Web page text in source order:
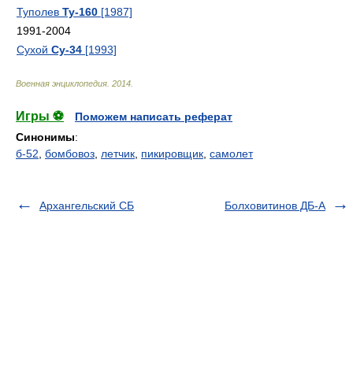
Туполев Ту-160 [1987]
1991-2004
Сухой Су-34 [1993]
Военная энциклопедия 2014
Игры ⚽
Поможем написать реферат
Синонимы:
б-52 бомбовоз летчик пикировщик самолет
Архангельский СБ Болховитинов ДБ-А